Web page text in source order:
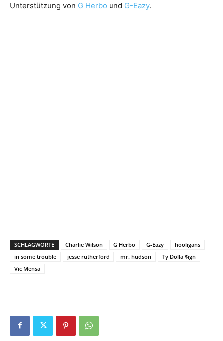
Unterstützung von G Herbo und G-Eazy.
SCHLAGWORTE Charlie Wilson G Herbo G-Eazy
hooligans
in some trouble
jesse rutherford mr. hudson
Ty Dolla $ign
Vic Mensa